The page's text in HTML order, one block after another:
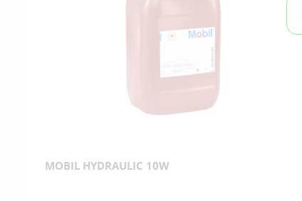
MOBIL HYDRAULIC 10W